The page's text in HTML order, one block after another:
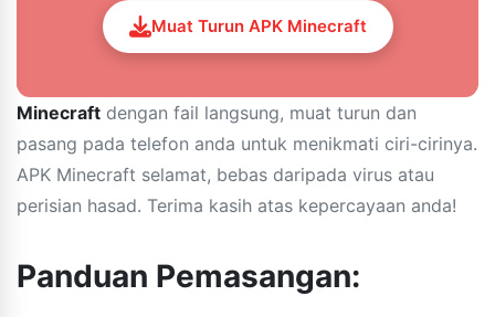
Muat Turun APK Minecraft
Minecraft dengan fail langsung, muat turun dan
pasang pada telefon anda untuk menikmati ciri-cirinya.
APK Minecraft selamat, bebas daripada virus atau
perisian hasad. Terima kasih atas kepercayaan anda!
Panduan Pemasangan: